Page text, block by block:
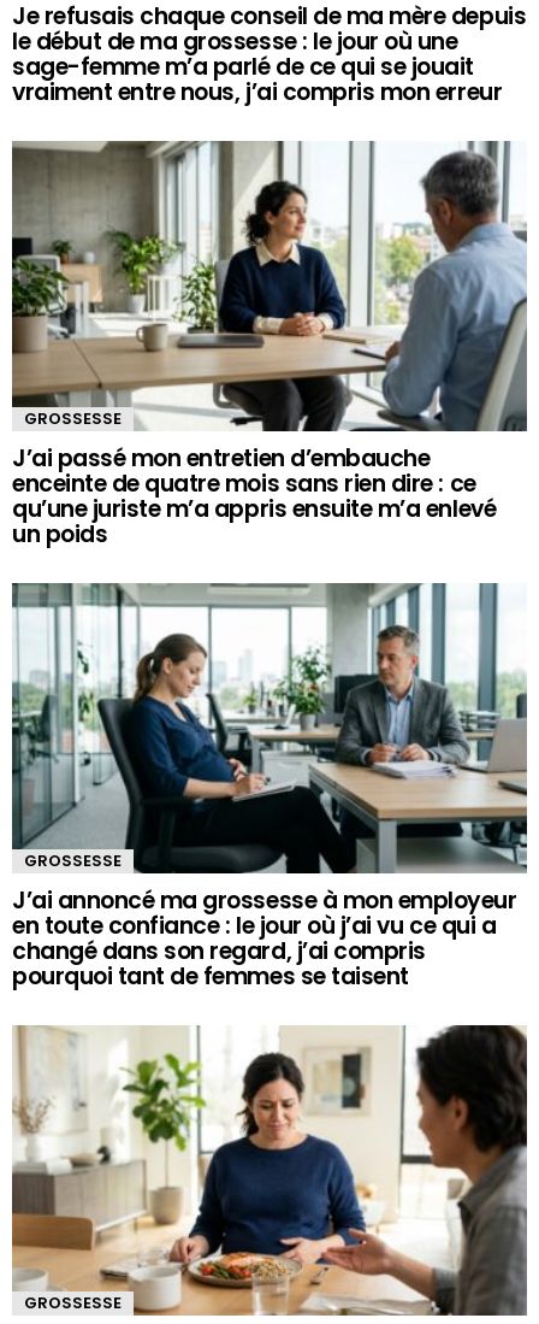
Je refusais chaque conseil de ma mère depuis
le début de ma grossesse : le jour où une
sage-femme m’a parlé de ce qui se jouait
vraiment entre nous, j’ai compris mon erreur
GROSSESSE
J’ai passé mon entretien d’embauche
enceinte de quatre mois sans rien dire : ce
qu’une juriste m’a appris ensuite m’a enlevé
un poids
GROSSESSE
J’ai annoncé ma grossesse à mon employeur
en toute confiance : le jour où j’ai vu ce qui a
changé dans son regard, j’ai compris
pourquoi tant de femmes se taisent
GROSSESSE